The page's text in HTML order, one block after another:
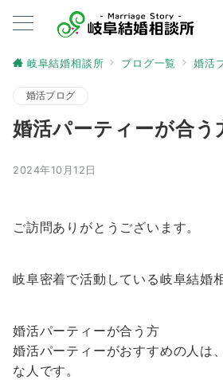
岐阜結婚相談所 ブログ一覧 婚活
婚活ブログ
婚活パーティーが合う
2024年10月12日
ご訪問ありがとうございます。
岐阜密着で活動している岐阜結婚
婚活パーティーが合う方
婚活パーティーがおすすめの人は
な人です。